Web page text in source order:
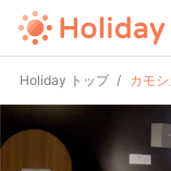
Holiday トップ カモ